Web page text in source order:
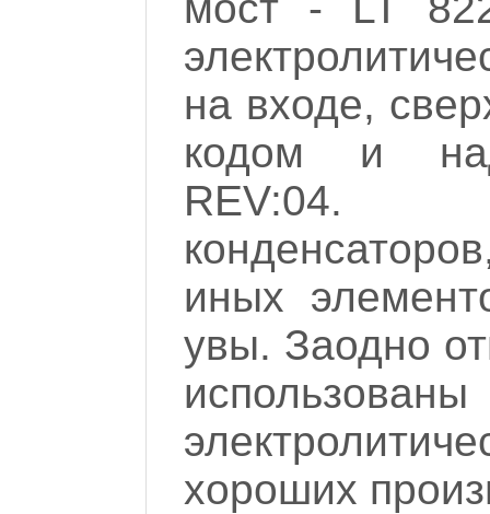
на входе,
кодом и
REV:04.
иных
увы. Заодно
хороших